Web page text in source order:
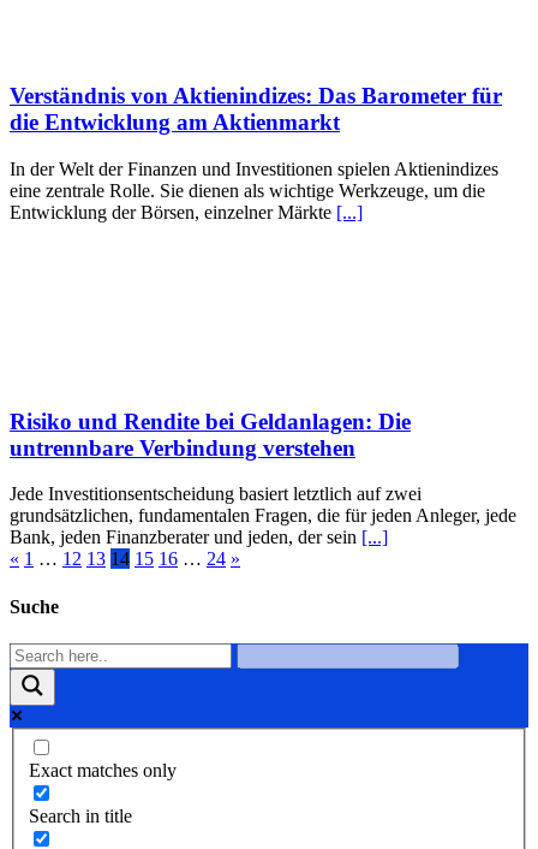
Verständnis von Aktienindizes: Das Barometer für
die Entwicklung am Aktienmarkt
In der Welt der Finanzen und Investitionen spielen Aktienindizes
eine zentrale Rolle. Sie dienen als wichtige Werkzeuge, um die
Entwicklung der Börsen, einzelner Märkte [...]
Risiko und Rendite bei Geldanlagen: Die
untrennbare Verbindung verstehen
Jede Investitionsentscheidung basiert letztlich auf zwei
grundsätzlichen, fundamentalen Fragen, die für jeden Anleger, jede
Bank, jeden Finanzberater und jeden, der sein [...]
« 1 … 12 13 14 15 16 … 24 »
Suche
Exact matches only
Search in title